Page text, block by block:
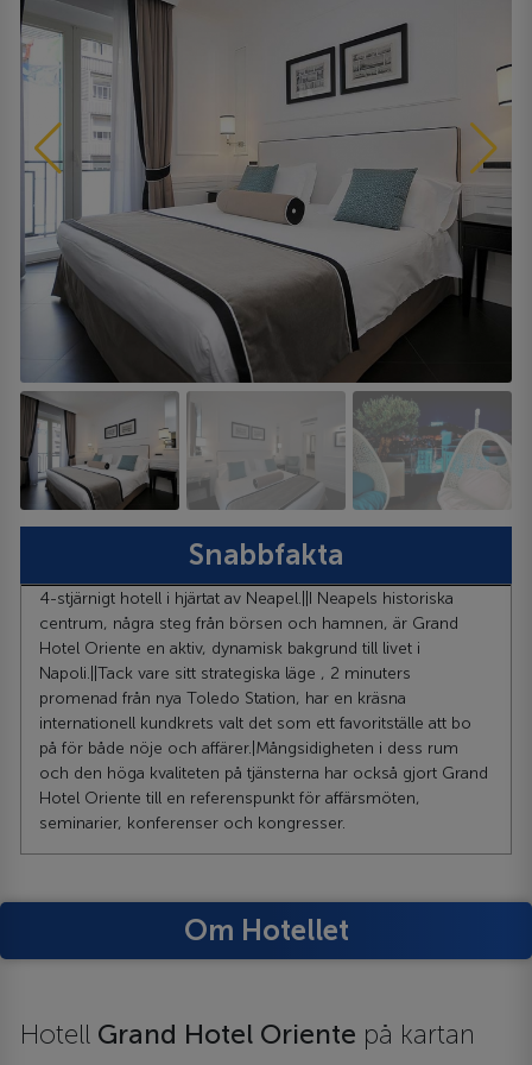
Snabbfakta
4-stjärnigt hotell i hjärtat av Neapel.||I Neapels historiska
centrum, några steg från börsen och hamnen, är Grand
Hotel Oriente en aktiv, dynamisk bakgrund till livet i
Napoli.||Tack vare sitt strategiska läge , 2 minuters
promenad från nya Toledo Station, har en kräsna
internationell kundkrets valt det som ett favoritställe att bo
på för både nöje och affärer.|Mångsidigheten i dess rum
och den höga kvaliteten på tjänsterna har också gjort Grand
Hotel Oriente till en referenspunkt för affärsmöten,
seminarier, konferenser och kongresser.
Om Hotellet
Hotell Grand Hotel Oriente på kartan